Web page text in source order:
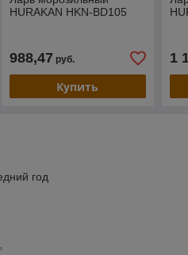
HURAKAN HKN-BD105
988,47 руб.
Купить
1
год